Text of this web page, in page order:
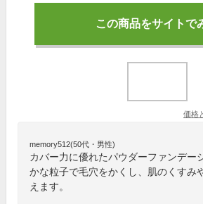
この商品をサイトで
価格
memory512(50代・男性)
カバー力に優れたパウダーファンデー
かな粒子で毛穴をかくし、肌のくすみ
えます。